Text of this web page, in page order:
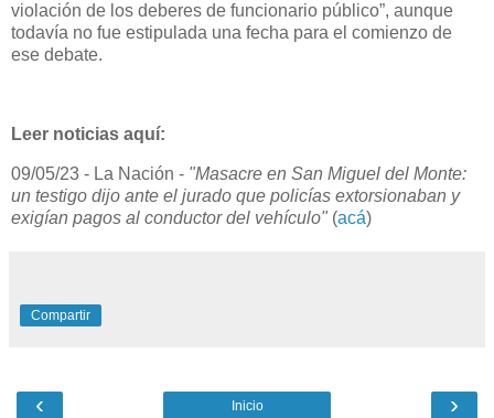
violación de los deberes de funcionario público”, aunque
todavía no fue estipulada una fecha para el comienzo de
ese debate.
Leer noticias aquí:
09/05/23 - La Nación - "Masacre en San Miguel del Monte:
un testigo dijo ante el jurado que policías extorsionaban y
exigían pagos al conductor del vehículo" (acá)
Compartir
‹ ›
Inicio